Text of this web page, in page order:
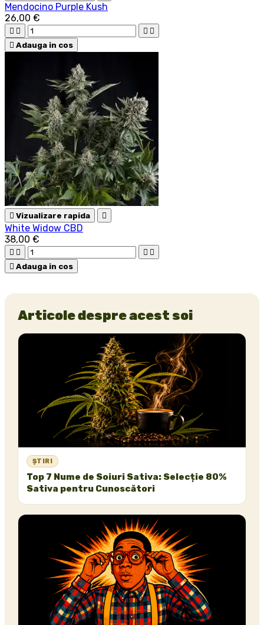
Mendocino Purple Kush
26,00 €
   
 Adauga in cos
 Vizualizare rapida 
White Widow CBD
38,00 €
   
 Adauga in cos
Articole despre acest soi
ȘTIRI
Top 7 Nume de Soiuri Sativa: Selecție 80%
Sativa pentru Cunoscători